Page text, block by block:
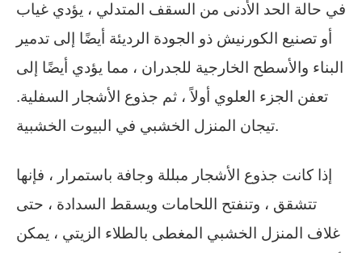
في حالة الحد الأدنى من السقف المتدلي ، يؤدي غياب
أو تصنيع الكورنيش ذو الجودة الرديئة أيضًا إلى تدمير
البناء والأسطح الخارجية للجدران ، مما يؤدي أيضًا إلى
تعفن الجزء العلوي أولاً ، ثم جذوع الأشجار السفلية.
تيجان المنزل الخشبي في البيوت الخشبية.
إذا كانت جذوع الأشجار مبللة وجافة باستمرار ، فإنها
تتشقق ، وتنفتح اللحامات ويسقط السدادة ، حتى
غلاف المنزل الخشبي المغطى بالطلاء الزيتي ، يمكن